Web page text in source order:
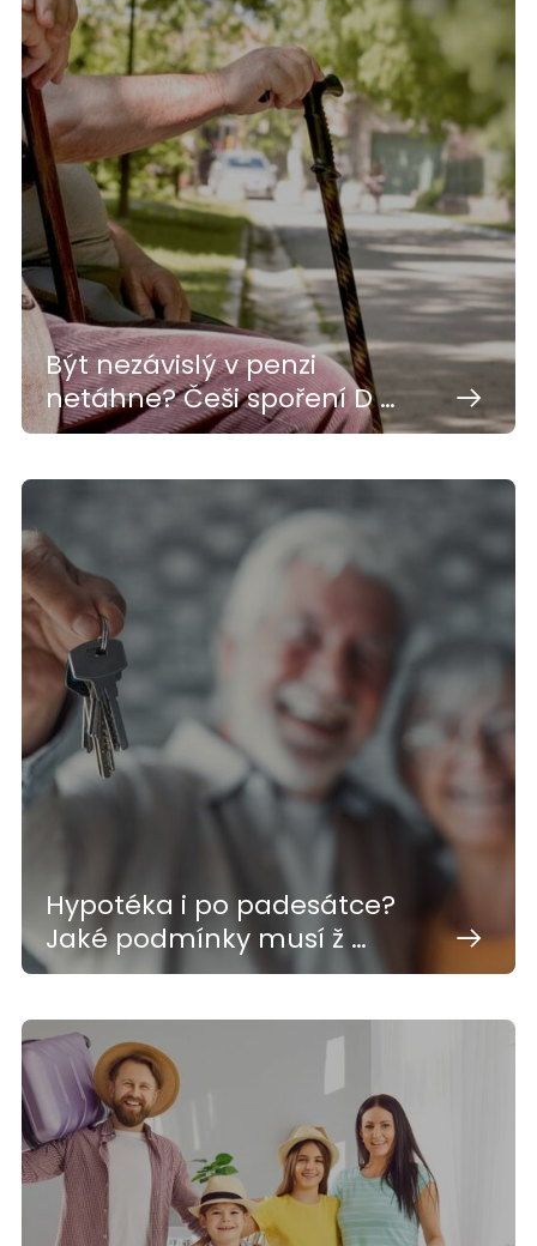
Být nezávislý v penzi
netáhne? Češi spoření D …
Hypotéka i po padesátce?
Jaké podmínky musí ž …